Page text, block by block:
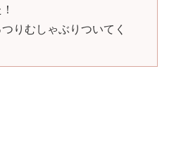
りむしゃぶりついてく